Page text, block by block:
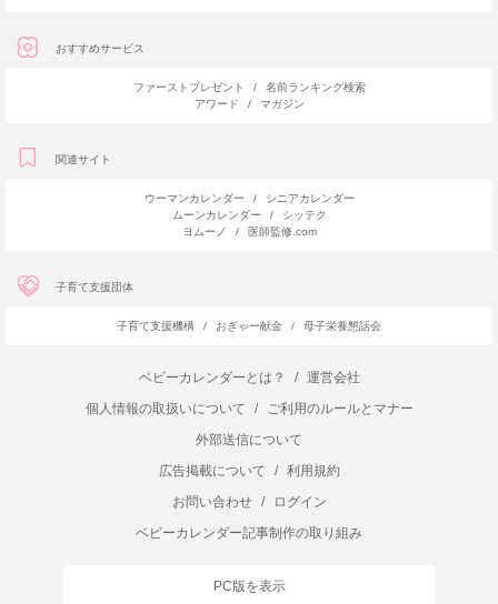
おすすめサービス
ファーストプレゼント /
名前ランキング検索
アワード
/ マガジン
関連サイト
ウーマンカレンダー /
シニアカレンダー
ムーンカレンダー
/
シッテク
ヨムーノ
/ 医師監修.com
子育て支援団体
子育て支援機構 / おぎゃー献金 / 母子栄養懇話会
ベビーカレンダーとは？ /
運営会社
個人情報の取扱いについて
/
ご利用のルールとマナー
外部送信について
広告掲載について
/
利用規約
お問い合わせ
/
ログイン
ベビーカレンダー記事制作の取り組み
PC版を表示